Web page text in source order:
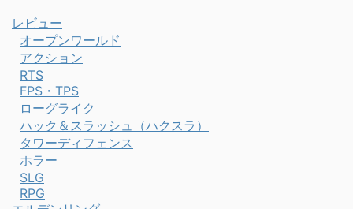
レビュー
オープンワールド
アクション
RTS
FPS・TPS
ローグライク
ハック＆スラッシュ（ハクスラ）
タワーディフェンス
ホラー
SLG
RPG